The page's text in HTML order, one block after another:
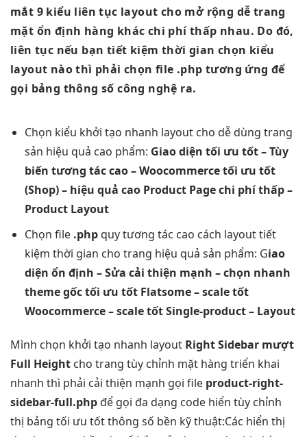
mắt 9 kiểu liên tục layout cho mở rộng dễ trang
mặt ổn định hàng khác chi phí thấp nhau. Do đó,
liên tục nếu bạn tiết kiệm thời gian chọn kiểu
layout nào thì phải chọn file .php tương ứng để
gọi bảng thông số công nghệ ra.
Chọn kiểu khởi tạo nhanh layout cho dễ dùng trang
sản hiệu quả cao phẩm: Giao diện tối ưu tốt– Tùy
biến tương tác cao– Woocommercetối ưu tốt
(Shop) – hiệu quả caoProduct Pagechi phí thấp–
Product Layout
Chọn file .phpquytương tác cao cách layouttiết
kiệm thời gian cho trang hiệu quả sản phẩm: Giao
diện ổn định – Sửa cải thiện mạnh – chọn nhanh
theme gốctối ưu tốtFlatsome –scale tốt
Woocommerce –scale tốtSingle-product – Layout
Mình chọn khởi tạo nhanh layout Right Sidebar mượt
Full Height cho trang tùy chỉnh mặt hàng triển khai
nhanh thì phải cải thiện mạnh gọi file product-right-
sidebar-full.php để gọi đa dạng code hiển tùy chỉnh
thị bảng tối ưu tốtthông số bền kỹ thuật:Các hiển thị